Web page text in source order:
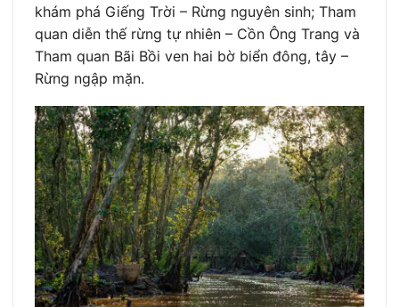
khám phá Giếng Trời – Rừng nguyên sinh; Tham
quan diễn thế rừng tự nhiên – Cồn Ông Trang và
Tham quan Bãi Bồi ven hai bờ biển đông, tây –
Rừng ngập mặn.